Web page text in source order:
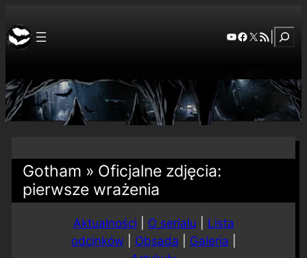
YouTube
Facebook
X RSS Feed
Gotham » Oficjalne zdjęcia:
pierwsze wrażenia
Aktualności O serialu
Lista
odcinków
Obsada Galeria